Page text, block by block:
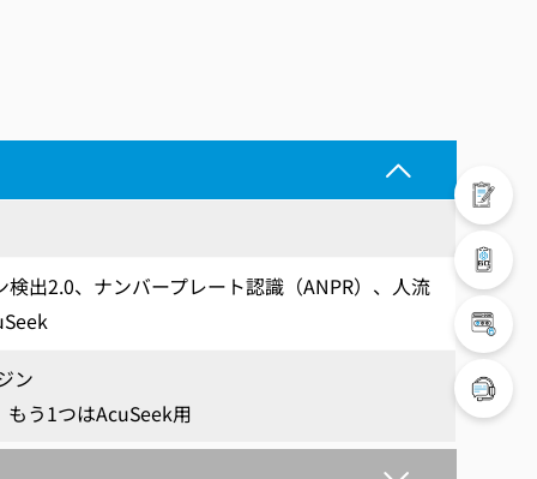
出2.0、ナンバープレート認識（ANPR）、人流
ン
う1つはAcuSeek用